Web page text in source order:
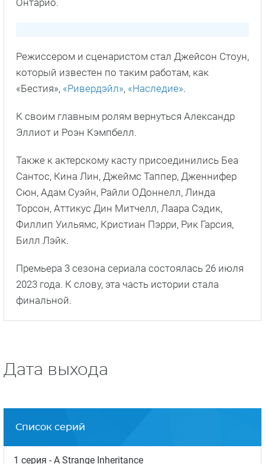
Онтарио.
Режиссером и сценаристом стал Джейсон Стоун,
который известен по таким работам, как
«Бестия», «Ривердэйл», «Наследие».
К своим главным ролям вернуться Александр
Эллиот и Роэн Кэмпбелл.
Также к актерскому касту присоединились Беа
Сантос, Кина Лин, Джеймс Таппер, Дженнифер
Сюн, Адам Суэйн, Райли ОДоннелл, Линда
Торсон, Аттикус Дин Митчелл, Лаара Сэдик,
Филлип Уильямс, Кристиан Пэрри, Рик Гарсия,
Билл Лэйк.
Премьера 3 сезона сериала состоялась 26 июля
2023 года. К слову, эта часть истории стала
финальной.
Дата выхода
Список серий
1 серия - A Strange Inheritance